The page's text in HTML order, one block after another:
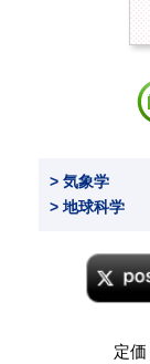
> 気象学
> 地球科学
定価